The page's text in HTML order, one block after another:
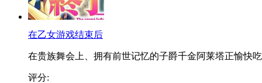
在乙女游戏结束后
在贵族舞会上、拥有前世记忆的子爵千金阿莱塔正愉快
评分: